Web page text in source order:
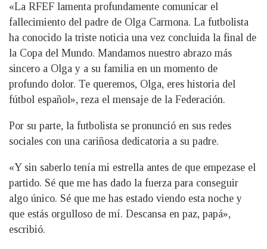
«La RFEF lamenta profundamente comunicar el
fallecimiento del padre de Olga Carmona. La futbolista
ha conocido la triste noticia una vez concluida la final de
la Copa del Mundo. Mandamos nuestro abrazo más
sincero a Olga y a su familia en un momento de
profundo dolor. Te queremos, Olga, eres historia del
fútbol español», reza el mensaje de la Federación.
Por su parte, la futbolista se pronunció en sus redes
sociales con una cariñosa dedicatoria a su padre.
«Y sin saberlo tenía mi estrella antes de que empezase el
partido. Sé que me has dado la fuerza para conseguir
algo único. Sé que me has estado viendo esta noche y
que estás orgulloso de mí. Descansa en paz, papá»,
escribió.